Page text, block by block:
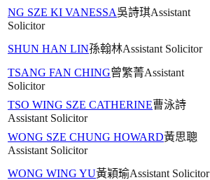
NG SZE KI VANESSA吳詩琪Assistant
Solicitor
SHUN HAN LIN孫翰林Assistant Solicitor
TSANG FAN CHING曾繁菁Assistant
Solicitor
TSO WING SZE CATHERINE曹泳詩
Assistant Solicitor
WONG SZE CHUNG HOWARD黃思聰
Assistant Solicitor
WONG WING YU黃穎瑜Assistant Solicitor